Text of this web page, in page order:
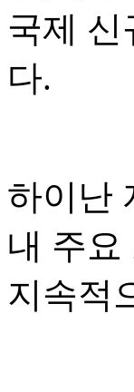
국제 신
다.
하이난
내 주요
지속적